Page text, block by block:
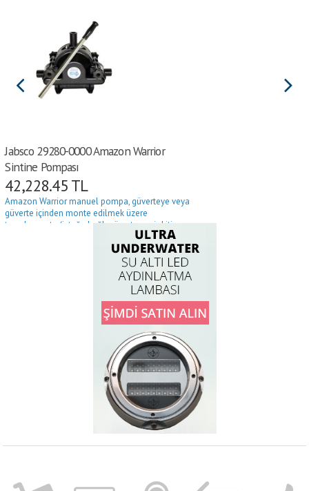
Jabsco 29280-0000 Amazon Warrior
Sintine Pompası
Amazon Warrior manuel pompa, güverteye veya
güverte içinden monte edilmek üzere
tasarlanmıştır (isteğe bağlı güverte geçiş kiti ve
Çift diyafram tasarımı, pompanın her iki tarafı
bağımsız olarak çalıştığı için maksimum verimlilik
Bağlantılar: 38 mm (1 1/2”) çaplı hortum için
Boyutlar: 365 mm uzunluk, 200 mm genişlik, 260
42,228.45 TL